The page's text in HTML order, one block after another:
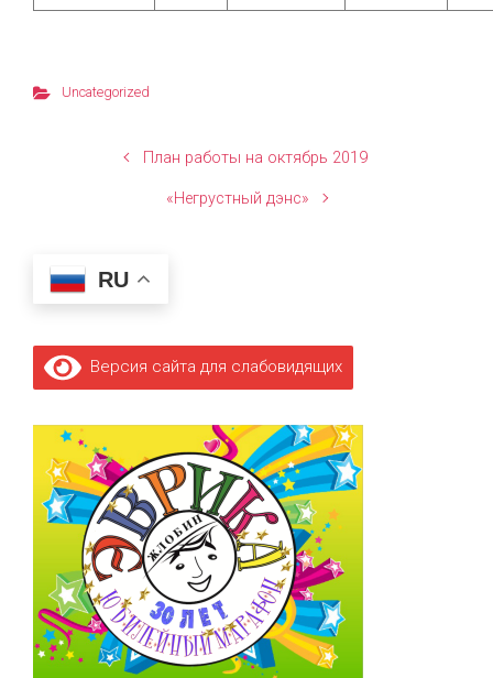
Uncategorized
План работы на октябрь 2019
«Негрустный дэнс»
RU
Версия сайта для слабовидящих